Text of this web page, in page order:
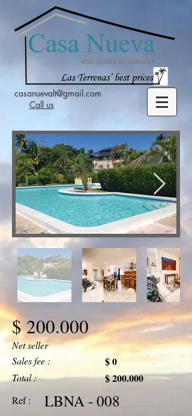
casanuevalt@gmail.com
Call us
$ 200.000
Net seller
Sales fee :
Total :
$ 0
$ 200.000
Ref : LBNA - 008